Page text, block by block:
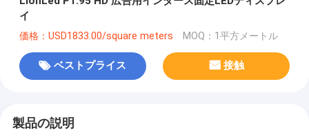
イ
価格：USD1833.00/square meters MOQ：1平方メートル
ベストプライス 接触
製品の説明